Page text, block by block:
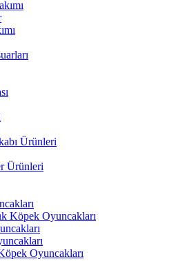
Ürünleri
Ürünleri
Köpek Oyuncakları
Oyuncakları